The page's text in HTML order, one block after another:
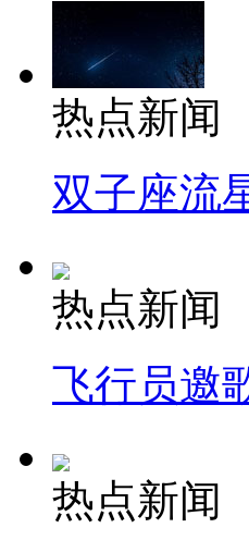
热点新闻
双子座流
热点新闻
飞行员邀
热点新闻